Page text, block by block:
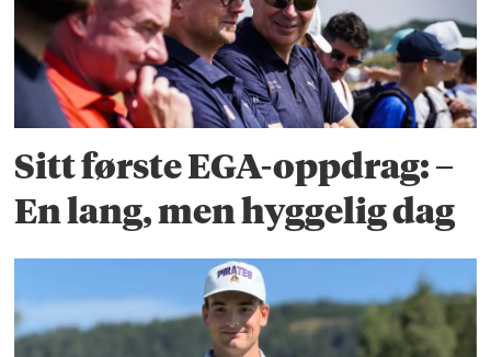
Sitt første EGA-oppdrag: –
En lang, men hyggelig dag